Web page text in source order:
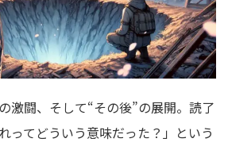
激闘、そして“その後”の展開。読了
ってどういう意味だった？」という